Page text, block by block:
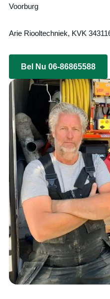
Voorburg
Arie Riooltechniek, KVK
Bel Nu 06-86865588